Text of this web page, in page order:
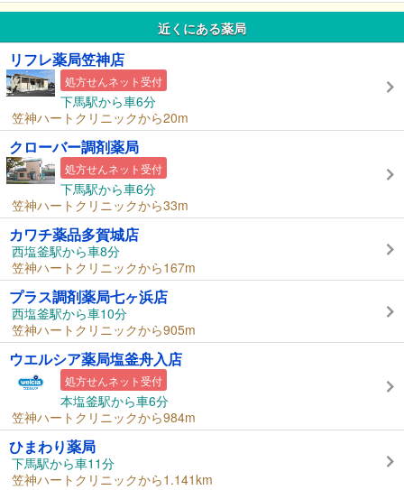
近くにある薬局
リフレ薬局笠神店
処方せんネット受付
下馬駅から車6分
笠神ハートクリニックから20m
クローバー調剤薬局
処方せんネット受付
下馬駅から車6分
笠神ハートクリニックから33m
カワチ薬品多賀城店
西塩釜駅から車8分
笠神ハートクリニックから167m
プラス調剤薬局七ヶ浜店
西塩釜駅から車10分
笠神ハートクリニックから905m
ウエルシア薬局塩釜舟入店
処方せんネット受付
本塩釜駅から車6分
笠神ハートクリニックから984m
ひまわり薬局
下馬駅から車11分
笠神ハートクリニックから1.141km